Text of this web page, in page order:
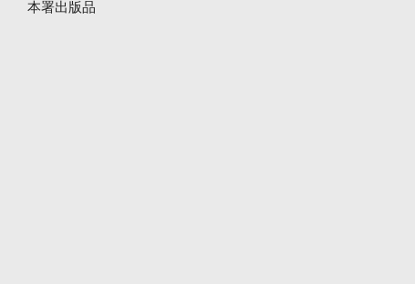
本署出版品